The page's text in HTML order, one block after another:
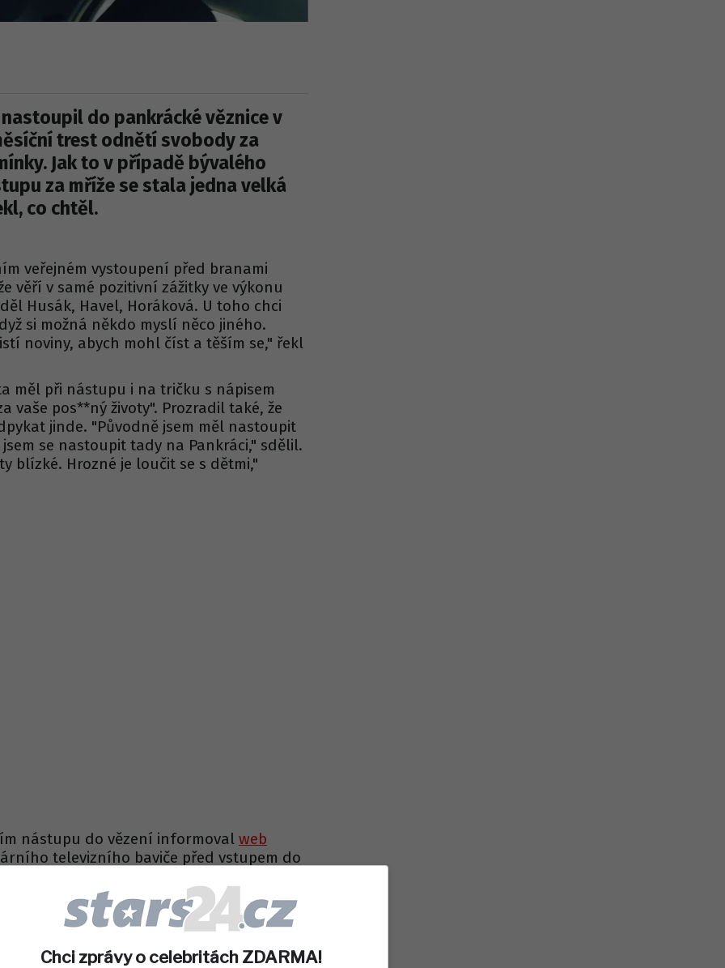
do pankrácké věznice v
trest odnětí svobody za
Jak to v případě bývalého
za mříže se stala jedna velká
co chtěl.
veřejném vystoupení před branami
věří v samé pozitivní zážitky ve výkonu
Husák, Havel, Horáková. U toho chci
si možná někdo myslí něco jiného.
noviny, abych mohl číst a těším se," řekl
měl při nástupu i na tričku s nápisem
vaše pos**ný životy". Prozradil také, že
jinde. "Původně jsem měl nastoupit
se nastoupit tady na Pankráci," sdělil.
blízké. Hrozné je loučit se s dětmi,"
nástupu do vězení informoval web
televizního baviče před vstupem do
ukázal novinářům, co si bere za mříže.
oblečení či obuv, ale také cigarety, tužky,
Čtěte také
Chci zprávy o celebritách ZDARMA!